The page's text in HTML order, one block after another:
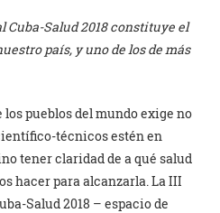
Salud 2018 constituye el
país, y uno de los de más
pueblos del mundo exige no
técnicos estén en
tener claridad de a qué salud
hacer para alcanzarla. La III
Salud 2018 – espacio de